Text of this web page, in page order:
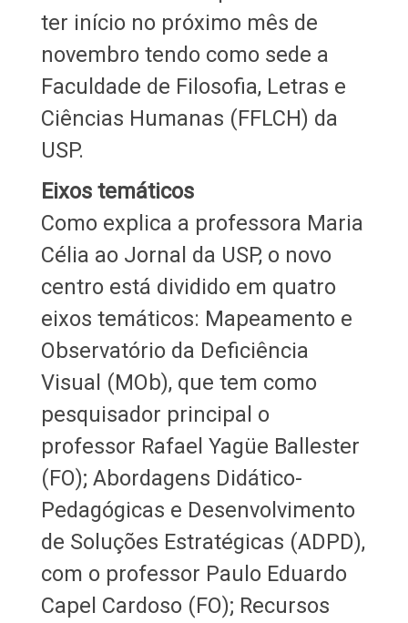
ter início no próximo mês de
novembro tendo como sede a
Faculdade de Filosofia, Letras e
Ciências Humanas (FFLCH) da
USP.
Eixos temáticos
Como explica a professora Maria
Célia ao Jornal da USP, o novo
centro está dividido em quatro
eixos temáticos: Mapeamento e
Observatório da Deficiência
Visual (MOb), que tem como
pesquisador principal o
professor Rafael Yagüe Ballester
(FO); Abordagens Didático-
Pedagógicas e Desenvolvimento
de Soluções Estratégicas (ADPD),
com o professor Paulo Eduardo
Capel Cardoso (FO); Recursos